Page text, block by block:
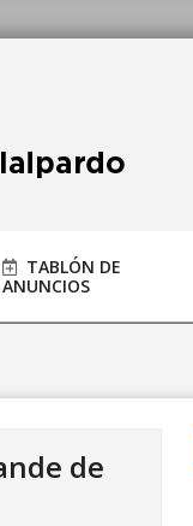
TABLÓN DE
ANUNCIOS
de